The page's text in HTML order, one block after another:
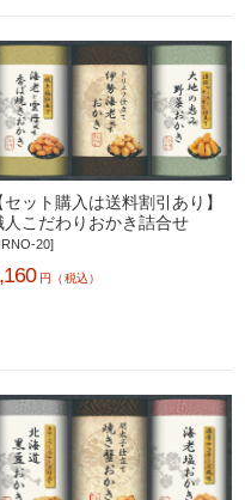
セット購入は送料割引あり】
人こだわりおかき詰合せ
20]
円（税込）